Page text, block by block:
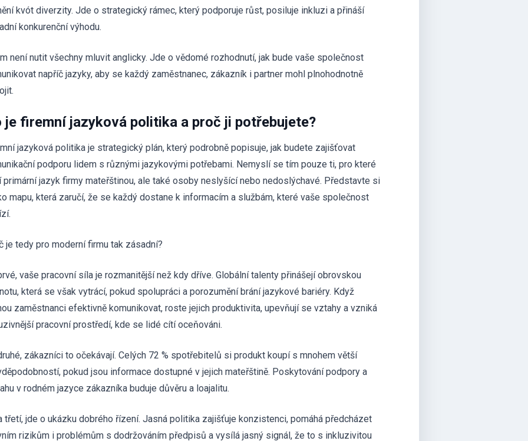
kvót diverzity. Jde o strategický rámec, který podporuje růst, posiluje inkluzi a přináší
konkurenční výhodu.
není nutit všechny mluvit anglicky. Jde o vědomé rozhodnutí, jak bude vaše společnost
napříč jazyky, aby se každý zaměstnanec, zákazník i partner mohl plnohodnotně
je firemní jazyková politika a proč ji potřebujete?
jazyková politika je strategický plán, který podrobně popisuje, jak budete zajišťovat
podporu lidem s různými jazykovými potřebami. Nemyslí se tím pouze ti, pro které
primární jazyk firmy mateřštinou, ale také osoby neslyšící nebo nedoslýchavé. Představte si
mapu, která zaručí, že se každý dostane k informacím a službám, které vaše společnost
je tedy pro moderní firmu tak zásadní?
vaše pracovní síla je rozmanitější než kdy dříve. Globální talenty přinášejí obrovskou
která se však vytrácí, pokud spolupráci a porozumění brání jazykové bariéry. Když
zaměstnanci efektivně komunikovat, roste jejich produktivita, upevňují se vztahy a vzniká
pracovní prostředí, kde se lidé cítí oceňováni.
zákazníci to očekávají. Celých 72 % spotřebitelů si produkt koupí s mnohem větší
pokud jsou informace dostupné v jejich mateřštině. Poskytování podpory a
v rodném jazyce zákazníka buduje důvěru a loajalitu.
třetí, jde o ukázku dobrého řízení. Jasná politika zajišťuje konzistenci, pomáhá předcházet
rizikům i problémům s dodržováním předpisů a vysílá jasný signál, že to s inkluzivitou